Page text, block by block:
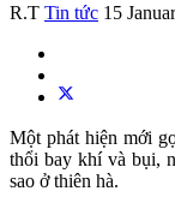
R.T Tin tức 15
Một phát hiện mới
thổi bay khí và bụi,
sao ở thiên hà.